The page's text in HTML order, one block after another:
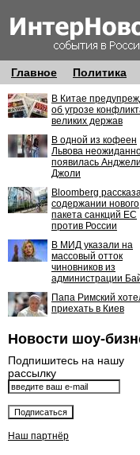
Главное Политика
В Китае
об угрозе
великих держав
В одной из кофеен
Львова
появилась
Джоли
Bloomberg
содержании нового
пакета санкций ЕС
против России
В МИД указали на
массовый отток
чиновников из
администрации
Папа Римский
приехать в Киев
Новости шоу-
Подпишитесь на нашу
рассылку
Наш партнёр